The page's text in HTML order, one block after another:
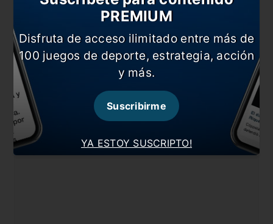
En esta nota:
#Boca
#Noticia #Patronato
#Sebastián Battaglia
Comentarios
Dejá tu opinión acá!
YA ESTOY SUSCRIPTO!
PREMIUM
Disfruta de acceso ilimitado entre más de
100 juegos de deporte, estrategia, acción
y más.
Suscribirme